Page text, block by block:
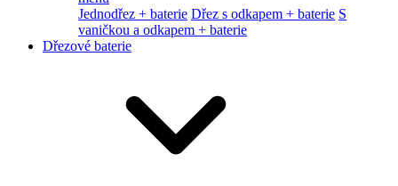
Jednodřez + baterie Dřez s odkapem + baterie S
vaničkou a odkapem + baterie
Dřezové baterie